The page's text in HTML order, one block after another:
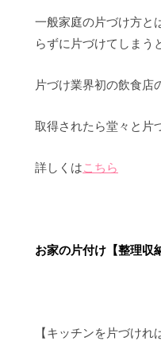
一般家庭の片づけ方と
らずに片づけてしまう
片づけ業界初の飲食店
取得されたら堂々と片
詳しくはこちら
お家の片付け【整理収
【キッチンを片づけれ